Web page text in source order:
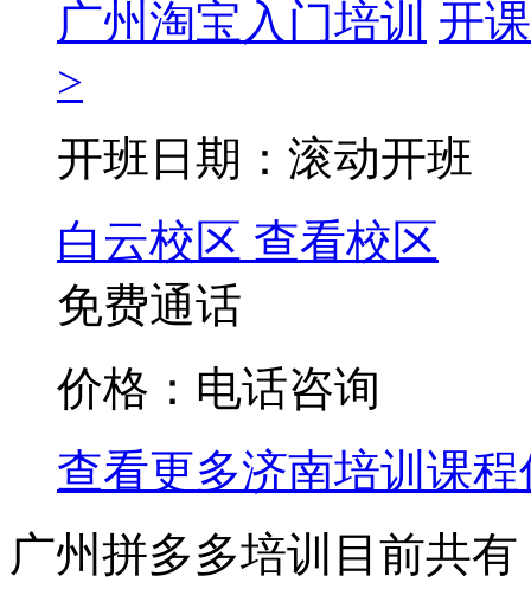
广州淘宝入门培训 开
>
开班日期：滚动开班
白云校区 查看校区
免费通话
价格：电话咨询
查看更多济南培训课程
广州拼多多培训目前共有